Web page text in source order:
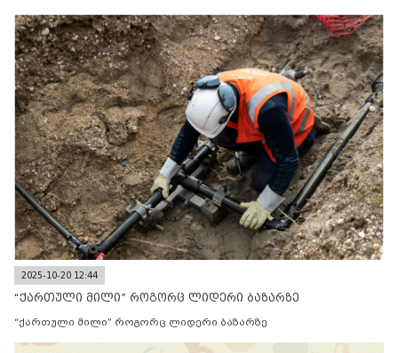
2025-10-20 12:44
“ქართული მილი” როგორც ლიდერი ბაზარზე
“ქართული მილი” როგორც ლიდერი ბაზარზე